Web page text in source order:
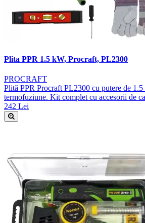
Plita PPR 1.5 kW, Procraft, PL2300
PROCRAFT
Plită PPR Procraft PL2300 cu putere de
termofuziune. Kit complet cu accesorii de
242 Lei